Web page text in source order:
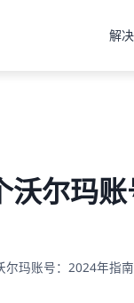
解
沃尔玛
尔玛账号：2024年指南